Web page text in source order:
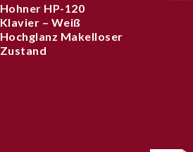
Hohner HP-120
Klavier – Weiß
Hochglanz Makelloser
Zustand